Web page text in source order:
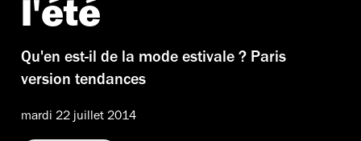
l'été
Qu'en est-il de la mode estivale ? Paris
version tendances
mardi 22 juillet 2014